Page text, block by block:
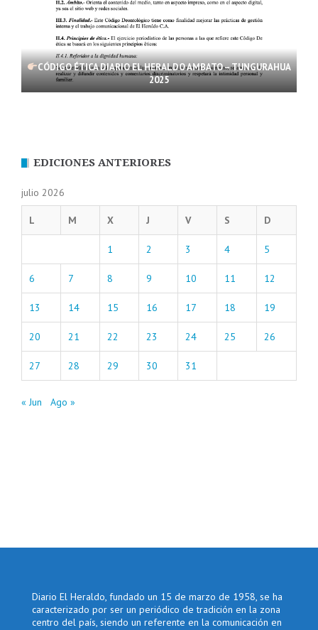
CÓDIGO ÉTICA DIARIO EL HERALDO AMBATO – TUNGURAHUA
2025
EDICIONES ANTERIORES
julio 2026
L M X J V S D
1 2 3 4 5
6 7 8 9 10 11 12
13 14 15 16 17 18 19
20 21 22 23 24 25 26
27 28 29 30 31
« Jun Ago »
Diario El Heraldo, fundado un 15 de marzo de 1958, se ha
caracterizado por ser un periódico de tradición en la zona
centro del país, siendo un referente en la comunicación en